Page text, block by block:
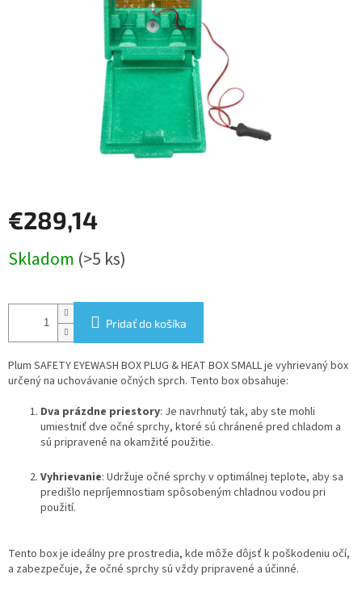
€289,14
cena:
Skladom (>5 ks)
Pridať do košíka
Plum SAFETY EYEWASH BOX PLUG & HEAT BOX SMALL je vyhrievaný box
určený na uchovávanie očných sprch. Tento box obsahuje:
Dva prázdne priestory: Je navrhnutý tak, aby ste mohli
umiestniť dve očné sprchy, ktoré sú chránené pred chladom a
sú pripravené na okamžité použitie.
Vyhrievanie: Udržuje očné sprchy v optimálnej teplote, aby sa
predišlo nepríjemnostiam spôsobeným chladnou vodou pri
použití.
Tento box je ideálny pre prostredia, kde môže dôjsť k poškodeniu očí,
a zabezpečuje, že očné sprchy sú vždy pripravené a účinné.